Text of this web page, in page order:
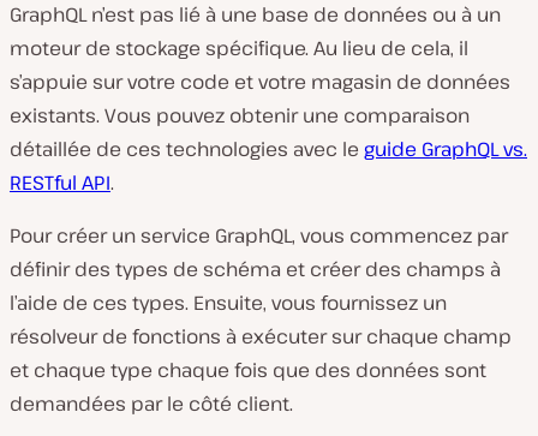
GraphQL n’est pas lié à une base de données ou à un
moteur de stockage spécifique. Au lieu de cela, il
s’appuie sur votre code et votre magasin de données
existants. Vous pouvez obtenir une comparaison
détaillée de ces technologies avec le guide GraphQL vs.
RESTful API.
Pour créer un service GraphQL, vous commencez par
définir des types de schéma et créer des champs à
l’aide de ces types. Ensuite, vous fournissez un
résolveur de fonctions à exécuter sur chaque champ
et chaque type chaque fois que des données sont
demandées par le côté client.